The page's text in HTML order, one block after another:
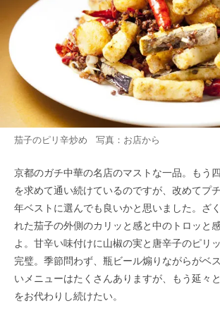
茄子のピリ辛炒め 写真：お店から
京都のガチ中華の名店のマストな一品。もう
を求めて通い続けているのですが、改めてプ
年ベストに選んでも良いかと思いました。ざ
れた茄子の外側のカリッと感と中のトロッと
よ。甘辛い味付けに山椒の実と唐辛子のピリ
完璧。季節問わず、瓶ビール煽りながらがベ
いメニューはたくさんありますが、もう延々
をお代わりし続けたい。